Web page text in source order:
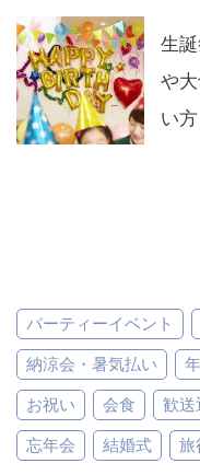
生
や
い
パーティーイベント
納涼会・暑気払い
お祝い
会食 歓送
忘年会
結婚式 旅